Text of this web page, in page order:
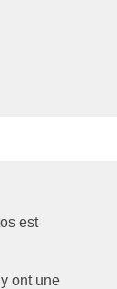
est
ont une